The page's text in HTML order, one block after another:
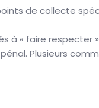
de collecte
à « faire respecter
Plusieurs